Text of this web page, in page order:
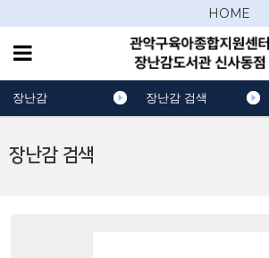
HOME
장난감 검색
장난감 장난감 검색